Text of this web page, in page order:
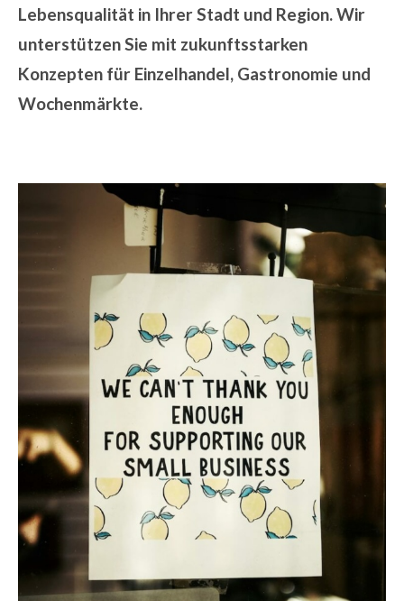
Lebensqualität in Ihrer Stadt und Region. Wir
unterstützen Sie mit zukunftsstarken
Konzepten für Einzelhandel, Gastronomie und
Wochenmärkte.